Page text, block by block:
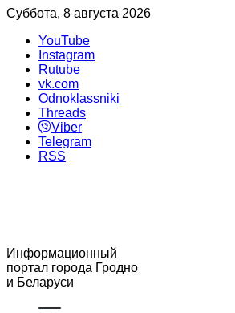
Суббота, 8 августа 2026
YouTube
Instagram
Rutube
vk.com
Odnoklassniki
Threads
Viber
Telegram
RSS
Информационный
портал города Гродно
и Беларуси